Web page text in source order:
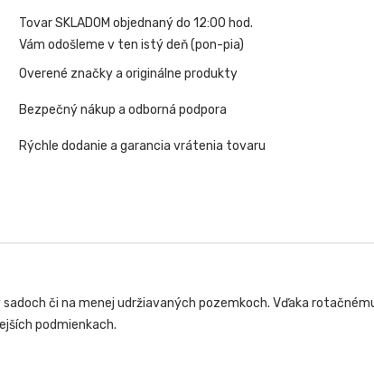
Tovar SKLADOM objednaný do 12:00 hod.
Vám odošleme v ten istý deň (pon-pia)
Overené značky a originálne produkty
Bezpečný nákup a odborná podpora
Rýchle dodanie a garancia vrátenia tovaru
či na menej udržiavaných pozemkoch. Vďaka
podmienkach.